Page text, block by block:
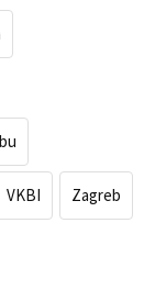
VKBI Zagreb